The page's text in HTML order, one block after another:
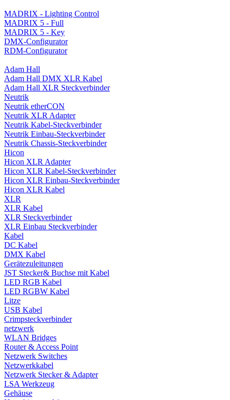
MADRIX - Lighting Control
MADRIX 5 - Full
MADRIX 5 - Key
DMX-Configurator
RDM-Configurator
Adam Hall
Adam Hall DMX XLR Kabel
Adam Hall XLR Steckverbinder
Neutrik
Neutrik etherCON
Neutrik XLR Adapter
Neutrik Kabel-Steckverbinder
Neutrik Einbau-Steckverbinder
Neutrik Chassis-Steckverbinder
Hicon
Hicon XLR Adapter
Hicon XLR Kabel-Steckverbinder
Hicon XLR Einbau-Steckverbinder
Hicon XLR Kabel
XLR
XLR Kabel
XLR Steckverbinder
XLR Einbau Steckverbinder
Kabel
DC Kabel
DMX Kabel
Gerätezuleitungen
JST Stecker& Buchse mit Kabel
LED RGB Kabel
LED RGBW Kabel
Litze
USB Kabel
Crimpsteckverbinder
netzwerk
WLAN Bridges
Router & Access Point
Netzwerk Switches
Netzwerkkabel
Netzwerk Stecker & Adapter
LSA Werkzeug
Gehäuse